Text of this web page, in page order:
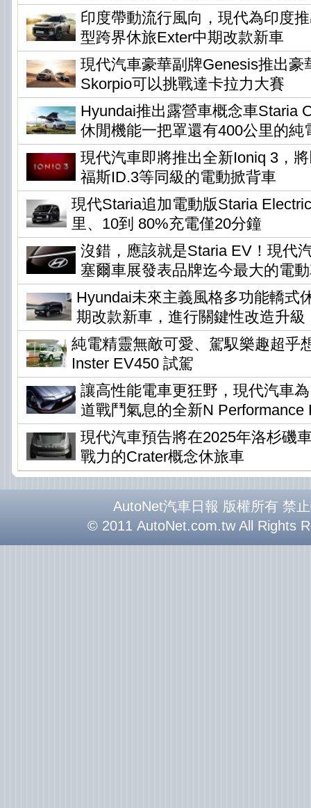
印度帶動流行風向，現代為印度
型跨界休旅Exter中期改款新車
現代汽車豪華副牌Genesis推出豪
Skorpio可以挑戰達卡拉力大賽
Hyundai推出露營車概念車Staria
休閒機能一把罩還有400公里的純
現代汽車即將推出全新Ioniq 3，
福斯ID.3等同級的電動掀背車
現代Staria追加電動版Staria
里、10到 80%充電僅20分鐘
沒錯，應該就是Staria EV！現代
塞爾車展發表品牌迄今最大的電
Hyundai未來主義風格多功能轎式
期改款新車，進行關鍵性改造升級
純電精靈無敵可愛、駕馭樂趣超乎
Inster EV450 試駕
讓高性能電車更狂野，現代汽車
道戰鬥氣息的全新N Performance
現代汽車預告將在2025年洛杉磯
戰力的Crater概念休旅車
AutoNet汽車日報 版權所有 禁
© 2011 AutoNet.com.tw All Rights